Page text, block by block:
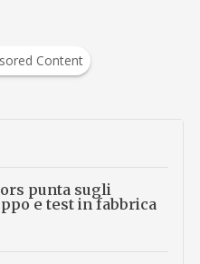
Content
punta sugli
e test in fabbrica